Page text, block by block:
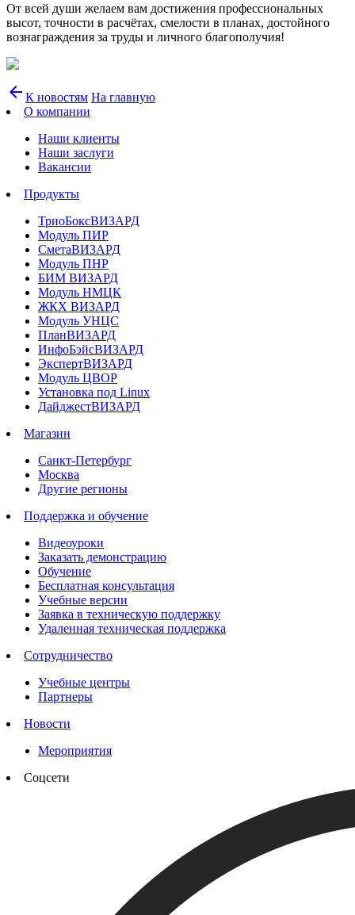
От всей души желаем вам достижения профессиональных
высот, точности в расчётах, смелости в планах, достойного
вознаграждения за труды и личного благополучия!
arrow_back К новостям На главную
О компании
Наши клиенты
Наши заслуги
Вакансии
Продукты
ТриоБоксВИЗАРД
Модуль ПИР
СметаВИЗАРД
Модуль ПНР
БИМ ВИЗАРД
Модуль НМЦК
ЖКХ ВИЗАРД
Модуль УНЦС
ПланВИЗАРД
ИнфоБэйсВИЗАРД
ЭкспертВИЗАРД
Модуль ЦВОР
Установка под Linux
ДайджестВИЗАРД
Магазин
Санкт-Петербург
Москва
Другие регионы
Поддержка и обучение
Видеоуроки
Заказать демонстрацию
Обучение
Бесплатная консультация
Учебные версии
Заявка в техническую поддержку
Удаленная техническая поддержка
Сотрудничество
Учебные центры
Партнеры
Новости
Мероприятия
Соцсети